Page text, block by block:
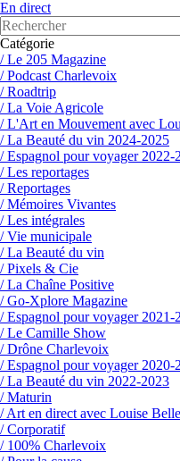
En direct
Catégorie
/ Le 205 Magazine
/ Podcast Charlevoix
/ Roadtrip
/ La Voie Agricole
/ L'Art en Mouvement avec
/ La Beauté du vin 2024-2025
/ Espagnol pour voyager 2022-
/ Les reportages
/ Reportages
/ Mémoires Vivantes
/ Les intégrales
/ Vie municipale
/ La Beauté du vin
/ Pixels & Cie
/ La Chaîne Positive
/ Go-Xplore Magazine
/ Espagnol pour voyager 2021-
/ Le Camille Show
/ Drône Charlevoix
/ Espagnol pour voyager 2020-
/ La Beauté du vin 2022-2023
/ Maturin
/ Art en direct avec Louise
/ Corporatif
/ 100% Charlevoix